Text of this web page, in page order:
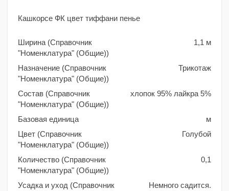
Кашкорсе ФК цвет тиффани пенье
Ширина (Справочник
"Номенклатура" (Общие))
1,1 м
Назначение (Справочник
"Номенклатура" (Общие))
Трикотаж
Состав (Справочник
"Номенклатура" (Общие))
хлопок 95% лайкра 5%
Базовая единица
м
Цвет (Справочник
"Номенклатура" (Общие))
Голубой
Количество (Справочник
"Номенклатура" (Общие))
0,1
Усадка и уход (Справочник
Немного садится.